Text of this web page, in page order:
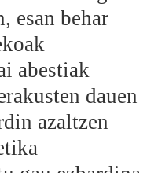
esan behar
abestiak
dauen
azaltzen